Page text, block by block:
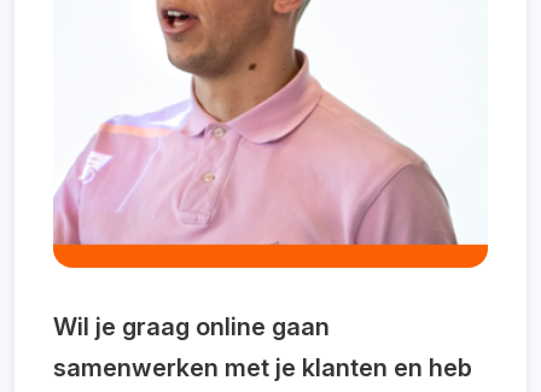
Wil je graag online gaan
samenwerken met je klanten en heb